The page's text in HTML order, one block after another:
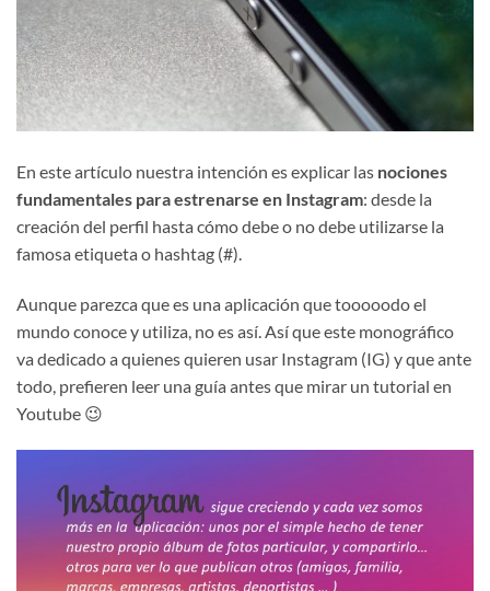
En este artículo nuestra intención es explicar las nociones
fundamentales para estrenarse en Instagram: desde la
creación del perfil hasta cómo debe o no debe utilizarse la
famosa etiqueta o hashtag (#).
Aunque parezca que es una aplicación que tooooodo el
mundo conoce y utiliza, no es así. Así que este monográfico
va dedicado a quienes quieren usar Instagram (IG) y que ante
todo, prefieren leer una guía antes que mirar un tutorial en
Youtube 😉